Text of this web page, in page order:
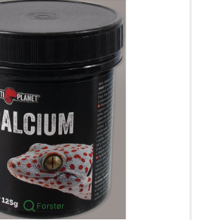
Forstør